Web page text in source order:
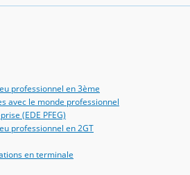
professionnel en 3ème
avec le monde professionnel
(EDE PFEG)
professionnel en 2GT
en terminale